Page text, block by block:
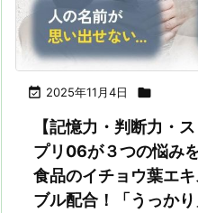
 2025年11月4日 
【記憶力・判断力・
プリ06が３つの悩み
食品のイチョウ葉エ
ブル配合！「うっか